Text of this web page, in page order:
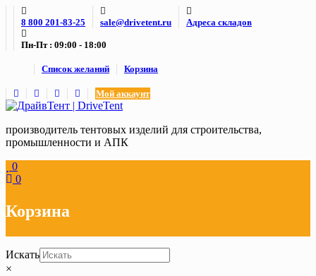
Skip
content
8 800 201-83-25 sale@drivetent.ru Адреса складов
Пн-Пт : 09:00 - 18:00
Список желаний Корзина
Мой аккаунт
производитель тентовых изделий для строительства,
промышленности и АПК
0
0
Корзина
Искать
×